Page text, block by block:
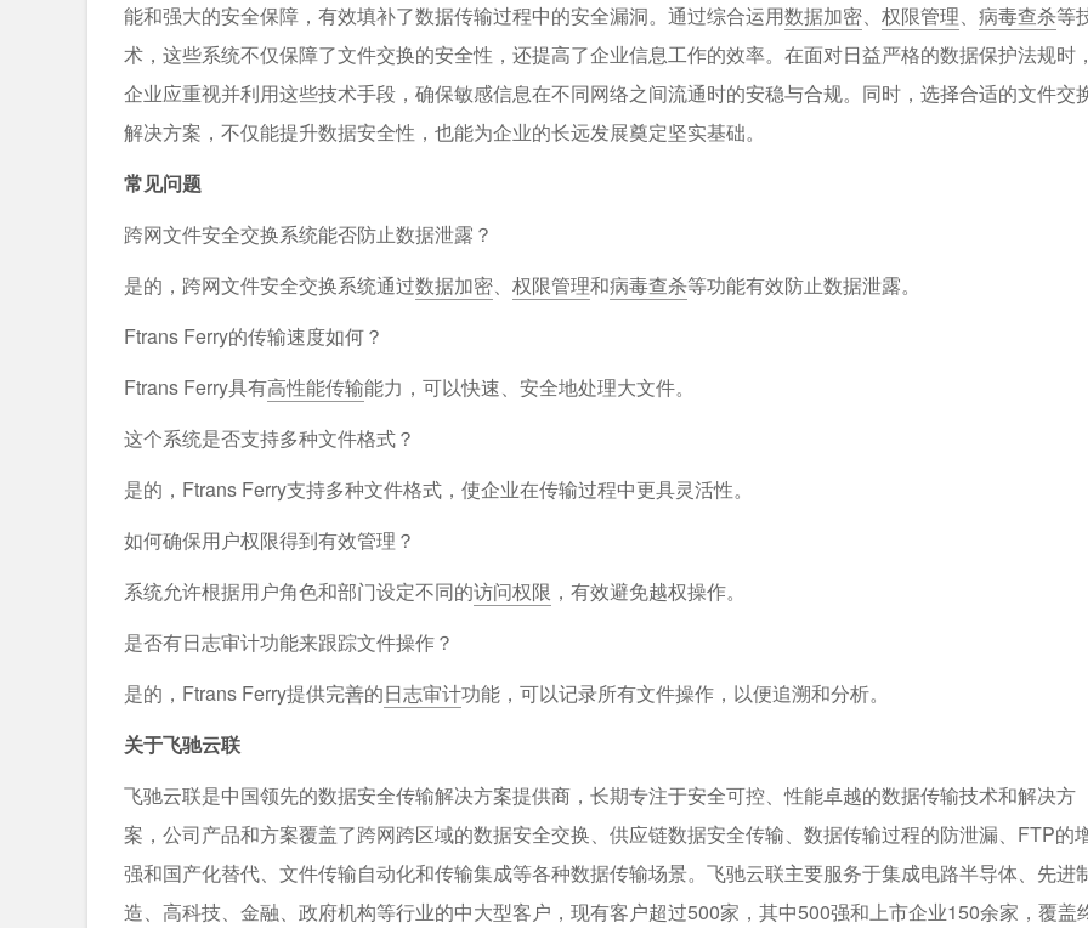
能和强大的安全保障，有效填补了数据传输过程中的安全漏洞。通过综合运用数据加密、 权限管理、 病毒查杀等
术，这些系统不仅保障了文件交换的安全性，还提高了企业信息工作的效率。在面对日益严格的数据保护法规时，
企业应重视并利用这些技术手段，确保敏感信息在不同网络之间流通时的安稳与合规。同时，选择合适的文件交
解决方案，不仅能提升数据安全性，也能为企业的长远发展奠定坚实基础。
常见问题
跨网文件安全交换系统能否防止数据泄露？
是的，跨网文件安全交换系统通过数据加密、 权限管理和病毒查杀等功能有效防止数据泄露。
Ftrans Ferry的传输速度如何？
Ftrans Ferry具有高性能传输能力，可以快速、安全地处理大文件。
这个系统是否支持多种文件格式？
是的，Ftrans Ferry支持多种文件格式，使企业在传输过程中更具灵活性。
如何确保用户权限得到有效管理？
系统允许根据用户角色和部门设定不同的访问权限 ，有效避免越权操作。
是否有日志审计功能来跟踪文件操作？
是的，Ftrans Ferry提供完善的日志审计功能，可以记录所有文件操作，以便追溯和分析。
关于飞驰云联
飞驰云联是中国领先的数据安全传输解决方案提供商，长期专注于安全可控、性能卓越的数据传输技术和解决方
案，公司产品和方案覆盖了跨网跨区域的数据安全交换、供应链数据安全传输、数据传输过程的防泄漏、FTP的
强和国产化替代、文件传输自动化和传输集成等各种数据传输场景。飞驰云联主要服务于集成电路半导体、先进
造、高科技、金融、政府机构等行业的中大型客户，现有客户超过500家，其中500强和上市企业150余家，覆盖